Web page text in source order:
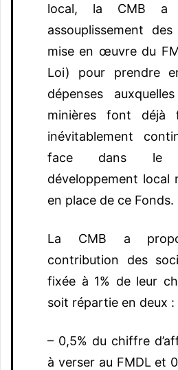
local, la CMB a
assouplissement
mise en œuvre du
Loi) pour prendre
dépenses
minières font déjà
inévitablement
face dans le
développement local
en place de ce Fonds.
La CMB a
contribution des
fixée à 1% de leur
soit répartie en deux :
– 0,5% du chiffre
à verser au FMDL et